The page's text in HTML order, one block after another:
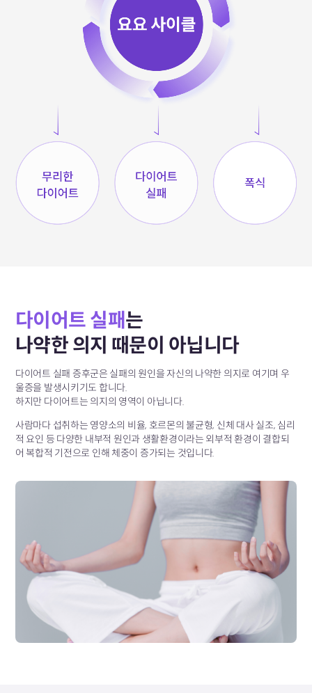
다이어트 실패는
나약한 의지 때문이 아닙니다
다이어트 실패 증후군은 실패의 원인을 자신의 나약한 의지로 여기며 우
울증을 발생시키기도 합니다.
하지만 다이어트는 의지의 영역이 아닙니다.
사람마다 섭취하는 영양소의 비율, 호르몬의 불균형, 신체 대사 실조, 심리
적 요인 등 다양한 내부적 원인과 생활환경이라는 외부적 환경이 결합되
어 복합적 기전으로 인해 체중이 증가되는 것입니다.